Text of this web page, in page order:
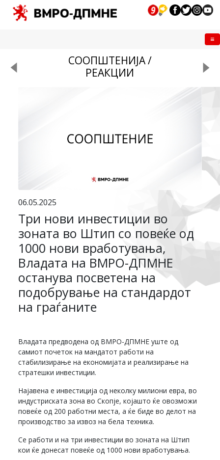
СООПШТЕНИЈА /
РЕАКЦИИ
06.05.2025
Три нови инвестиции во
зоната во Штип со повеќе од
1000 нови вработувања,
Владата на ВМРО-ДПМНЕ
останува посветена на
подобрување на стандардот
на граѓаните
Владата предводена од ВМРО-ДПМНЕ уште од
самиот почеток на мандатот работи на
стабилизирање на економијата и реализирање на
стратешки инвестиции.
Најавена е инвестиција од неколку милиони евра, во
индустриската зона во Скопје, којашто ќе овозможи
повеќе од 200 работни места, а ќе биде во делот на
производство за извоз на бела техника.
Се работи и на три инвестиции во зоната на Штип
кои ќе донесат повеќе од 1000 нови вработувања.